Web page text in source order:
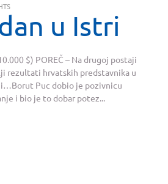
u Istri
$) POREČ – Na drugoj postaji
rezultati hrvatskih predstavnika u
Puc dobio je pozivnicu
i bio je to dobar potez...